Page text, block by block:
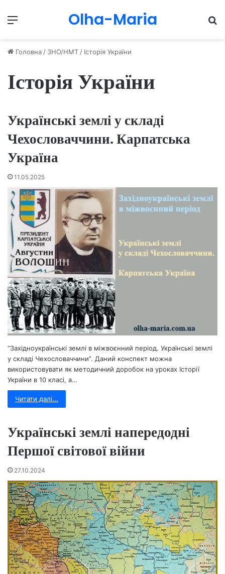
Menu Olha-Maria
Головна / ЗНО/НМТ / Історія України
Історія України
Українські землі у складі
Чехословаччини. Карпатська
Україна
11.05.2025
“Західноукраїнські землі в міжвоєнний період. Українські землі
у складі Чехословаччини”. Даний конспект можна
використовувати як методичний доробок на уроках Історії
України в 10 класі, а…
Читати далі...
Українські землі напередодні
Першої світової війни
27.10.2024